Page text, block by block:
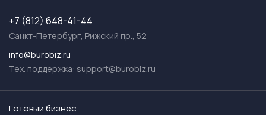
+7 (812) 648-41-44
Санкт-Петербург, Рижский пр., 52
info@burobiz.ru
Тех. поддержка: support@burobiz.ru
Готовый бизнес